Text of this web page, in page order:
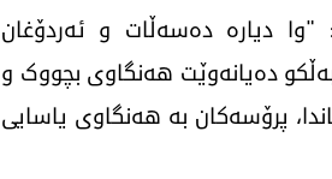
یاساناس، لە لێدوانێکدا بۆ کوردستان24 گوتی: "وا دیارە دەسەڵات و ئەردۆغان
دەیانەوێت هەنگاوی بچووک و
پرۆسەکان بە هەنگاوی یاسایی